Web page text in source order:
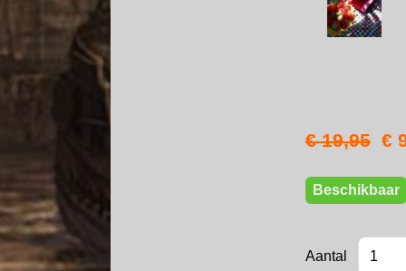
€ 19,95 €
Beschikbaar
Aantal